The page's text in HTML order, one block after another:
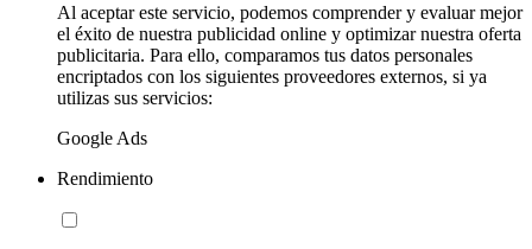
Al aceptar este servicio, podemos comprender y evaluar mejor
el éxito de nuestra publicidad online y optimizar nuestra oferta
publicitaria. Para ello, comparamos tus datos personales
encriptados con los siguientes proveedores externos, si ya
utilizas sus servicios:
Google Ads
Rendimiento